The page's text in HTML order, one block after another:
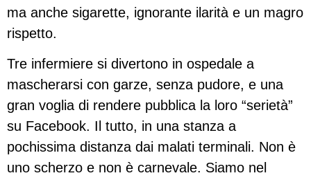
ma anche sigarette, ignorante ilarità e un magro
rispetto.
Tre infermiere si divertono in ospedale a
mascherarsi con garze, senza pudore, e una
gran voglia di rendere pubblica la loro “serietà”
su Facebook. Il tutto, in una stanza a
pochissima distanza dai malati terminali. Non è
uno scherzo e non è carnevale. Siamo nel